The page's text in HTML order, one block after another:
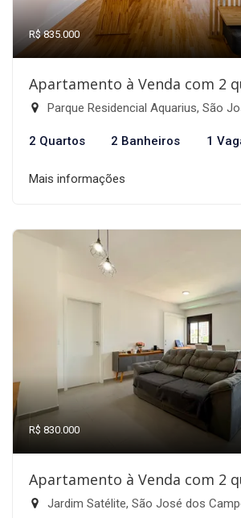
R$ 835.000
Apartamento à Venda com 2
Parque Residencial Aquarius, São José
2 Quartos 2 Banheiros 1
Mais informações
R$ 830.000
Apartamento à Venda com 2
Jardim Satélite, São José dos